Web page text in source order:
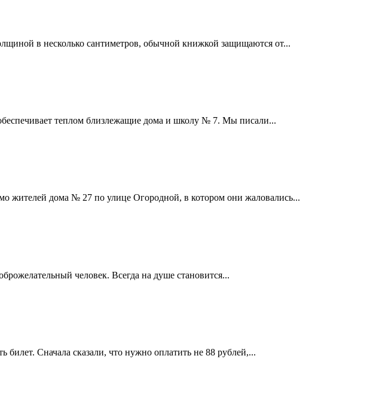
в несколько сантиметров, обычной книжкой защищаются от...
теплом близлежащие дома и школу № 7. Мы писали...
жителей дома № 27 по улице Огородной, в котором они жаловались...
человек. Всегда на душе становится...
билет. Сначала сказали, что нужно оплатить не 88 рублей,...